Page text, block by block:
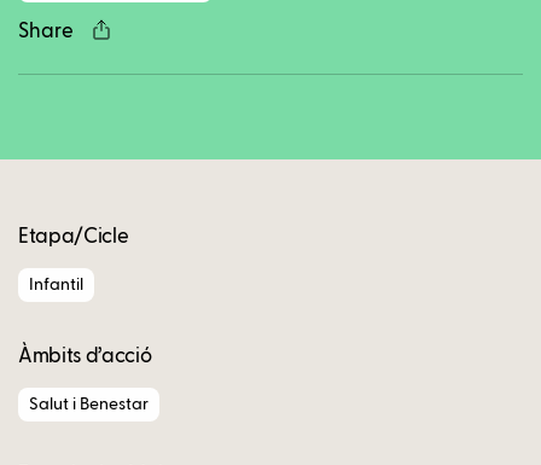
Share
Etapa/Cicle
Infantil
Àmbits d’acció
Salut i Benestar